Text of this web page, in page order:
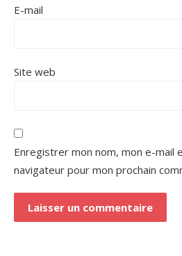
E-mail
Site web
Enregistrer mon nom, mon e-mail
navigateur pour mon prochain